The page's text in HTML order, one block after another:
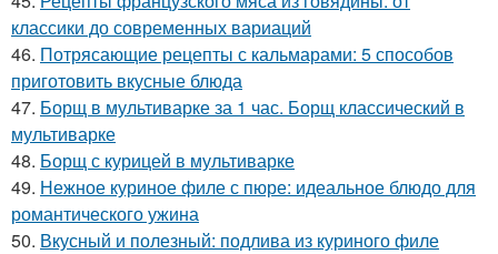
классики до современных вариаций
46. Потрясающие рецепты с кальмарами: 5 способов
приготовить вкусные блюда
47. Борщ в мультиварке за 1 час. Борщ классический в
мультиварке
48. Борщ с курицей в мультиварке
49. Нежное куриное филе с пюре: идеальное блюдо для
романтического ужина
50. Вкусный и полезный: подлива из куриного филе